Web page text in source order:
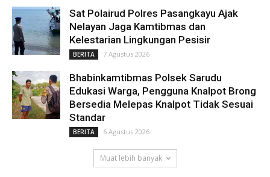
Sat Polairud Polres Pasangkayu Ajak
Nelayan Jaga Kamtibmas dan
Kelestarian Lingkungan Pesisir
BERITA 7 Agustus 2026
Bhabinkamtibmas Polsek Sarudu
Edukasi Warga, Pengguna Knalpot Brong
Bersedia Melepas Knalpot Tidak Sesuai
Standar
BERITA 6 Agustus 2026
Muat lebih banyak